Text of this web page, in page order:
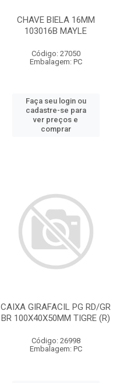
CHAVE BIELA 16MM
103016B MAYLE
Código: 27050
Embalagem: PC
Faça seu login ou
cadastre-se para
ver preços e
comprar
CAIXA GIRAFACIL PG RD/GR
BR 100X40X50MM TIGRE (R)
Código: 26998
Embalagem: PC